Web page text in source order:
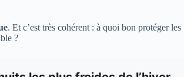
. Et c’est très cohérent : à quoi bon protéger les
?